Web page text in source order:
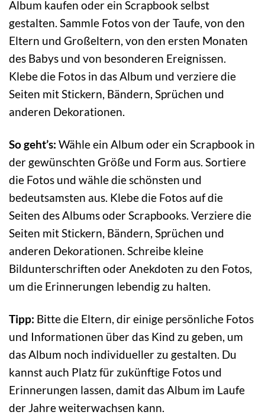
Album kaufen oder ein Scrapbook selbst
gestalten. Sammle Fotos von der Taufe, von den
Eltern und Großeltern, von den ersten Monaten
des Babys und von besonderen Ereignissen.
Klebe die Fotos in das Album und verziere die
Seiten mit Stickern, Bändern, Sprüchen und
anderen Dekorationen.
So geht’s: Wähle ein Album oder ein Scrapbook in
der gewünschten Größe und Form aus. Sortiere
die Fotos und wähle die schönsten und
bedeutsamsten aus. Klebe die Fotos auf die
Seiten des Albums oder Scrapbooks. Verziere die
Seiten mit Stickern, Bändern, Sprüchen und
anderen Dekorationen. Schreibe kleine
Bildunterschriften oder Anekdoten zu den Fotos,
um die Erinnerungen lebendig zu halten.
Tipp: Bitte die Eltern, dir einige persönliche Fotos
und Informationen über das Kind zu geben, um
das Album noch individueller zu gestalten. Du
kannst auch Platz für zukünftige Fotos und
Erinnerungen lassen, damit das Album im Laufe
der Jahre weiterwachsen kann.